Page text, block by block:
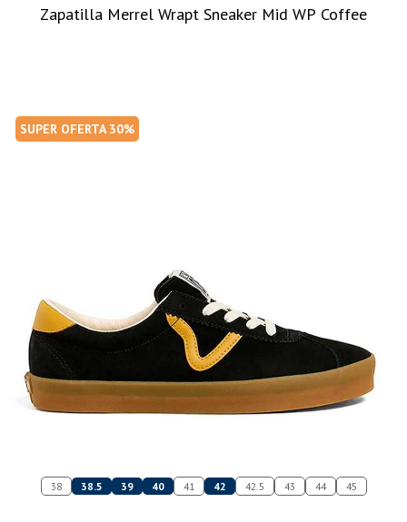
Zapatilla Merrel Wrapt Sneaker Mid WP Coffee
SUPER OFERTA 30%
38 38.5 39 40 41 42 42.5 43 44 45